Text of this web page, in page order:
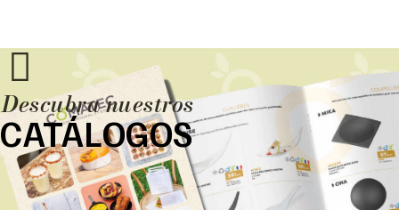
Descubra nuestros
CATÁLOGOS